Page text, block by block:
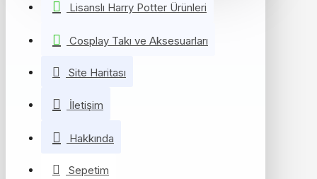
Lisanslı Harry Potter Ürünleri
Cosplay Takı ve Aksesuarları
Site Haritası
İletişim
Hakkında
Sepetim